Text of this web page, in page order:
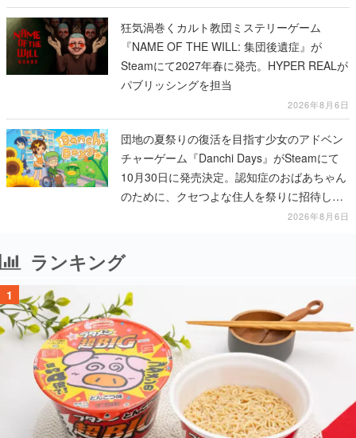
狂気渦巻くカルト教団ミステリーゲーム
『NAME OF THE WILL: 集団後遺症』が
Steamにて2027年春に発売。HYPER REALが
パブリッシングを担当
2026年8月6日
団地の夏祭りの復活を目指す少女のアドベン
チャーゲーム『Danchi Days』がSteamにて
10月30日に発売決定。認知症のおばあちゃん
のために、クセつよな住人を祭りに招待して
2026年8月6日
ランキング
1